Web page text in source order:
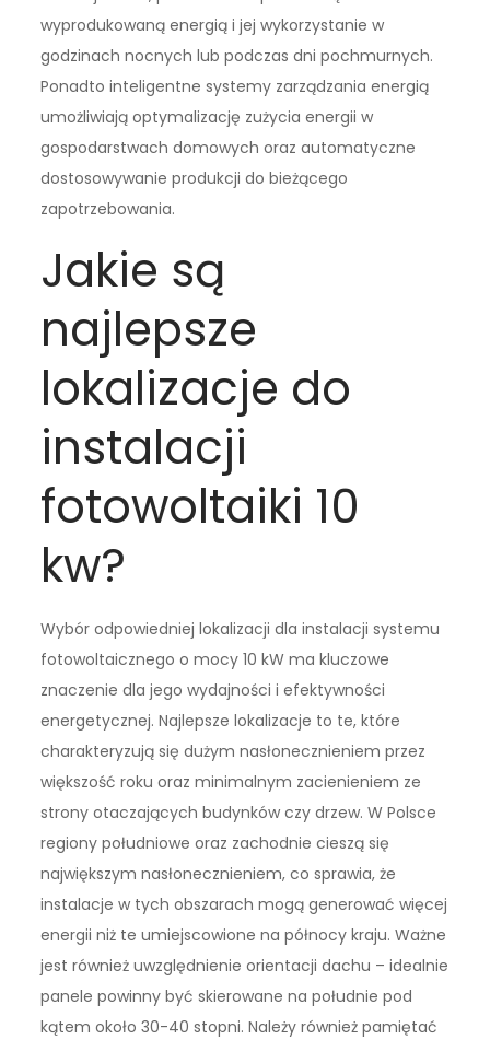
wyprodukowaną energią i jej wykorzystanie w
godzinach nocnych lub podczas dni pochmurnych.
Ponadto inteligentne systemy zarządzania energią
umożliwiają optymalizację zużycia energii w
gospodarstwach domowych oraz automatyczne
dostosowywanie produkcji do bieżącego
zapotrzebowania.
Jakie są
najlepsze
lokalizacje do
instalacji
fotowoltaiki 10
kw?
Wybór odpowiedniej lokalizacji dla instalacji systemu
fotowoltaicznego o mocy 10 kW ma kluczowe
znaczenie dla jego wydajności i efektywności
energetycznej. Najlepsze lokalizacje to te, które
charakteryzują się dużym nasłonecznieniem przez
większość roku oraz minimalnym zacienieniem ze
strony otaczających budynków czy drzew. W Polsce
regiony południowe oraz zachodnie cieszą się
największym nasłonecznieniem, co sprawia, że
instalacje w tych obszarach mogą generować więcej
energii niż te umiejscowione na północy kraju. Ważne
jest również uwzględnienie orientacji dachu – idealnie
panele powinny być skierowane na południe pod
kątem około 30-40 stopni. Należy również pamiętać